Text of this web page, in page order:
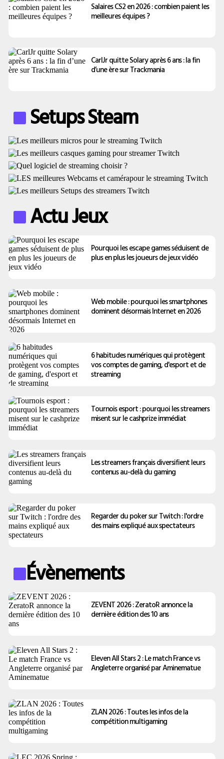
Salaires CS2 en 2026 : combien paient les
meilleures équipes ?
CarlJr quitte Solary après 6 ans : la fin
d’une ère sur Trackmania
Setups Steam
Actu Jeux
Pourquoi les escape games séduisent de
plus en plus les joueurs de jeux vidéo
Web mobile : pourquoi les smartphones
dominent désormais Internet en 2026
6 habitudes numériques qui protègent
vos comptes de gaming, d'esport et de
streaming
Tournois esport : pourquoi les streamers
misent sur le cashprize immédiat
Les streamers français diversifient leurs
contenus au-delà du gaming
Regarder du poker sur Twitch : l'ordre
des mains expliqué aux spectateurs
Évènements
ZEVENT 2026 : ZeratoR annonce la
dernière édition des 10 ans
Eleven All Stars 2 : Le match France vs
Angleterre organisé par Aminematue
ZLAN 2026 : Toutes les infos de la
compétition multigaming